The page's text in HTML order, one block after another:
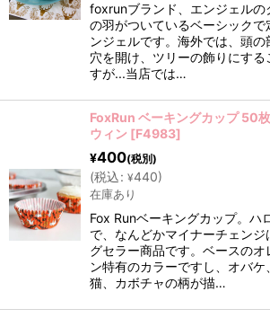
foxrunブランド、エンジェルの
の羽がついているベーシックで
ンジェルです。海外では、頭
穴を開け、ツリーの飾りにす
すが...当店では…
FoxRun ベーキングカップ 50
ウィン [F4983]
¥400(税別)
(税込: ¥440)
在庫あり
Fox Runベーキングカップ。ハ
で、なんどかマイナーチェンジ
グセラー商品です。ベースのオ
ン特有のカラーですし、オバ
猫、カボチャの柄が描…